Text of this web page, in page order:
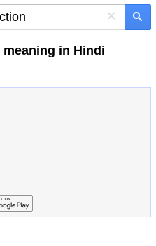
×
meaning in Hindi